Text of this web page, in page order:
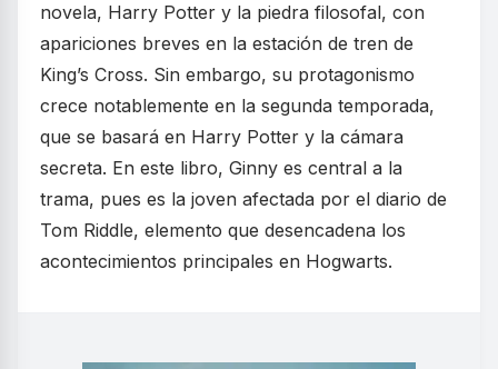
novela, Harry Potter y la piedra filosofal, con
apariciones breves en la estación de tren de
King’s Cross. Sin embargo, su protagonismo
crece notablemente en la segunda temporada,
que se basará en Harry Potter y la cámara
secreta. En este libro, Ginny es central a la
trama, pues es la joven afectada por el diario de
Tom Riddle, elemento que desencadena los
acontecimientos principales en Hogwarts.